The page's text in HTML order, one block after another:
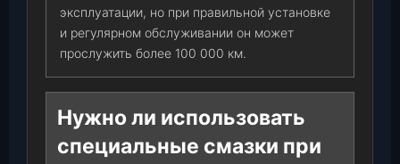
эксплуатации, но при правильной установке
и регулярном обслуживании он может
прослужить более 100 000 км.
Нужно ли использовать
специальные смазки при